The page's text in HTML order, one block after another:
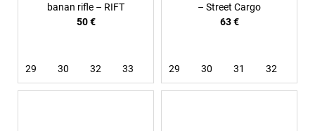
banan rifle – RIFT
50 €
29 30 32 33
– Street Cargo
63 €
29 30 31 32